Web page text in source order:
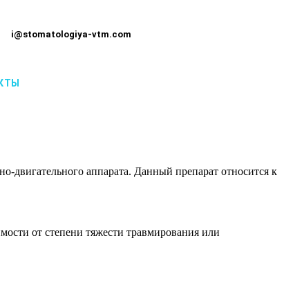
i@stomatologiya-vtm.com
двигательного аппарата. Данный препарат относится к
от степени тяжести травмирования или